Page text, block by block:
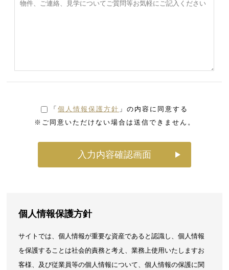
「 個人情報保護方針 」の内容に同意する
※ご同意いただけない場合は送信できません。
個人情報保護方針
サイトでは、個人情報が重要な資産であると認識し、個人情報
を保護することは社会的責務と考え、業務上使用いたしますお
客様、及び従業員等の個人情報について、個人情報の保護に関